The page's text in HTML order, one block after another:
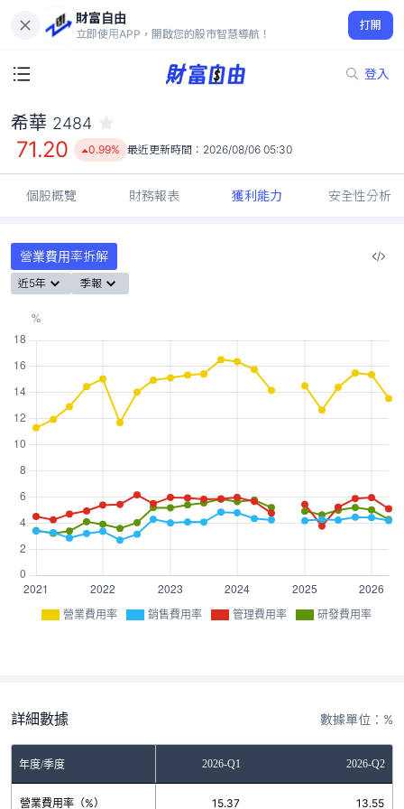
財富自由
立即使用APP，開啟您的股市智慧導航！
打開
登入
71.20
0.99%
希華 2484
71.20 0.99% 最近更新時間： 2026/08/06 05:30
個股概覽 財務報表 獲利能力 安全性分析
營業費用率拆解
近5年 季報
營業費用率 銷售費用率 管理費用率 研發費用率
詳細數據 數據單位：%
年度/季度2025-Q4 2026-Q1 2026-Q2
營業費用率（%）
15.50 15.37 13.55